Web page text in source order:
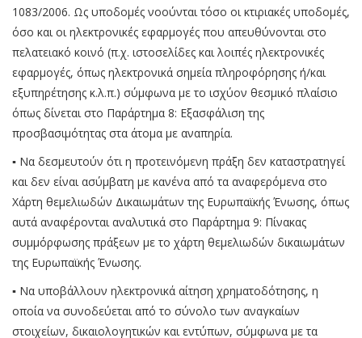
1083/2006. Ως υποδομές νοούνται τόσο οι κτιριακές υποδομές,
όσο και οι ηλεκτρονικές εφαρμογές που απευθύνονται στο
πελατειακό κοινό (π.χ. ιστοσελίδες και λοιπές ηλεκτρονικές
εφαρμογές, όπως ηλεκτρονικά σημεία πληροφόρησης ή/και
εξυπηρέτησης κ.λ.π.) σύμφωνα με το ισχύον θεσμικό πλαίσιο
όπως δίνεται στο Παράρτημα 8: Εξασφάλιση της
προσβασιμότητας στα άτομα με αναπηρία.
▪ Να δεσμευτούν ότι η προτεινόμενη πράξη δεν καταστρατηγεί
και δεν είναι ασύμβατη με κανένα από τα αναφερόμενα στο
Χάρτη θεμελιωδών Δικαιωμάτων της Ευρωπαϊκής Ένωσης, όπως
αυτά αναφέρονται αναλυτικά στο Παράρτημα 9: Πίνακας
συμμόρφωσης πράξεων με το χάρτη θεμελιωδών δικαιωμάτων
της Ευρωπαϊκής Ένωσης.
▪ Να υποβάλλουν ηλεκτρονικά αίτηση χρηματοδότησης, η
οποία να συνοδεύεται από το σύνολο των αναγκαίων
στοιχείων, δικαιολογητικών και εντύπων, σύμφωνα με τα